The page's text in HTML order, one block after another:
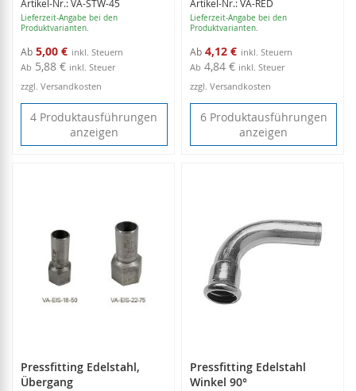
Artikel-Nr.: VA-STW-45
Lieferzeit-Angabe bei den
Produktvarianten.
Ab 5,00 €
Ab 5,88 € inkl. Steuer
zzgl. Versandkosten
4 Produktausführungen
anzeigen
Artikel-Nr.: VA-RED
Lieferzeit-Angabe bei den
Produktvarianten.
Ab 4,12 €
Ab 4,84 € inkl. Steuer
zzgl. Versandkosten
6 Produktausführungen
anzeigen
Pressfitting Edelstahl,
Übergang
Pressfitting Edelstahl
Winkel 90°